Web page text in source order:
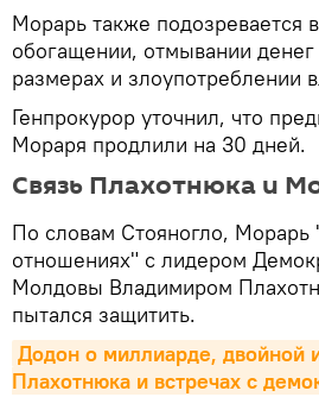
Морарь также подозревается
обогащении, отмывании
размерах и злоупотреблении
Генпрокурор уточнил, что
Мораря продлили на 30 дней.
Связь Плахотнюка и
По словам Стояногло,
отношениях" с лидером
Молдовы Владимиром
пытался защитить.
Додон о миллиарде, двойной
Плахотнюка и встречах с